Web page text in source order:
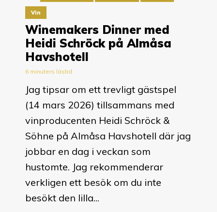
Vin
Winemakers Dinner med
Heidi Schröck på Almåsa
Havshotell
6 minuters lästid
Jag tipsar om ett trevligt gästspel
(14 mars 2026) tillsammans med
vinproducenten Heidi Schröck &
Söhne på Almåsa Havshotell där jag
jobbar en dag i veckan som
hustomte. Jag rekommenderar
verkligen ett besök om du inte
besökt den lilla...